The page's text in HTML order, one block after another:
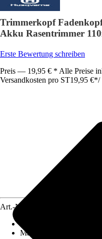
Trimmerkopf
Akku Rasentrimmer
Erste Bewertung schreiben
Preis — 19,95 € * Alle Preise
Versandkosten pro ST19,95 €*/
Art.-Nr.
Material